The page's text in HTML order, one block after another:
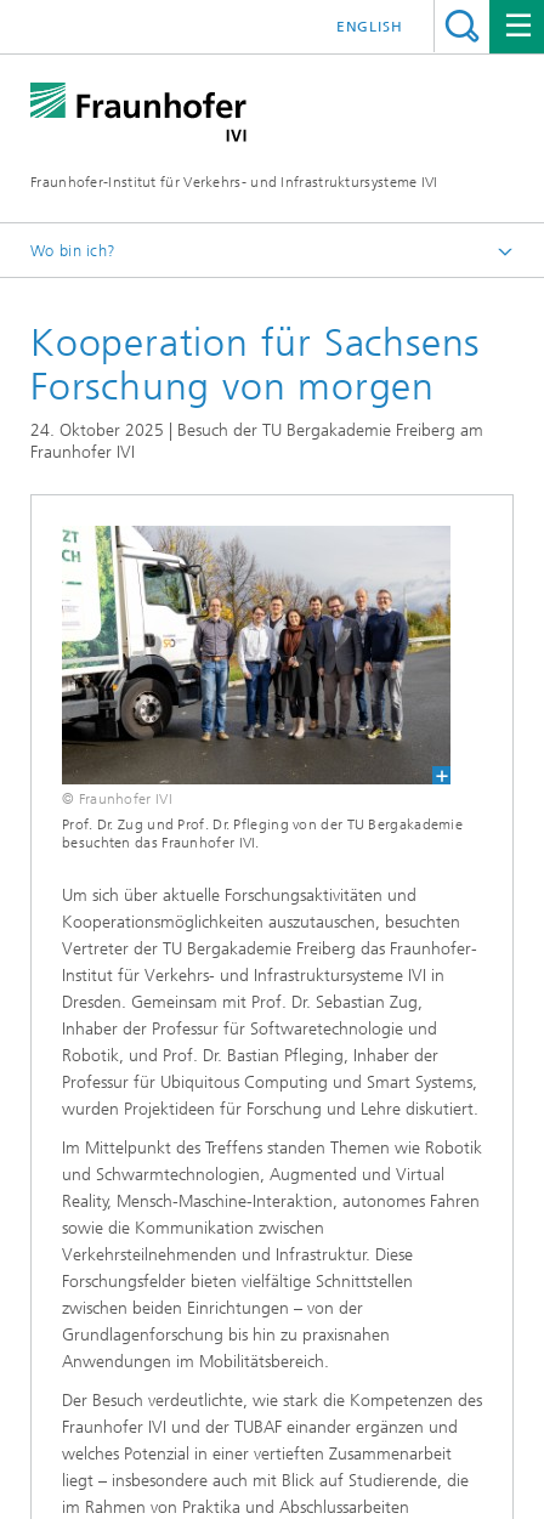
Fraunhofer-Institut für Verkehrs- und Infrastruktursysteme IVI
ENGLISH
Wo bin ich?
Kooperation für Sachsens
Forschung von morgen
24. Oktober 2025 | Besuch der TU Bergakademie Freiberg am
Fraunhofer IVI
© Fraunhofer IVI
Prof. Dr. Zug und Prof. Dr. Pfleging von der TU Bergakademie
besuchten das Fraunhofer IVI.
Um sich über aktuelle Forschungsaktivitäten und
Kooperationsmöglichkeiten auszutauschen, besuchten
Vertreter der TU Bergakademie Freiberg das Fraunhofer-
Institut für Verkehrs- und Infrastruktursysteme IVI in
Dresden. Gemeinsam mit Prof. Dr. Sebastian Zug,
Inhaber der Professur für Softwaretechnologie und
Robotik, und Prof. Dr. Bastian Pfleging, Inhaber der
Professur für Ubiquitous Computing und Smart Systems,
wurden Projektideen für Forschung und Lehre diskutiert.
Im Mittelpunkt des Treffens standen Themen wie Robotik
und Schwarmtechnologien, Augmented und Virtual
Reality, Mensch-Maschine-Interaktion, autonomes Fahren
sowie die Kommunikation zwischen
Verkehrsteilnehmenden und Infrastruktur. Diese
Forschungsfelder bieten vielfältige Schnittstellen
zwischen beiden Einrichtungen – von der
Grundlagenforschung bis hin zu praxisnahen
Anwendungen im Mobilitätsbereich.
Der Besuch verdeutlichte, wie stark die Kompetenzen des
Fraunhofer IVI und der TUBAF einander ergänzen und
welches Potenzial in einer vertieften Zusammenarbeit
liegt – insbesondere auch mit Blick auf Studierende, die
im Rahmen von Praktika und Abschlussarbeiten